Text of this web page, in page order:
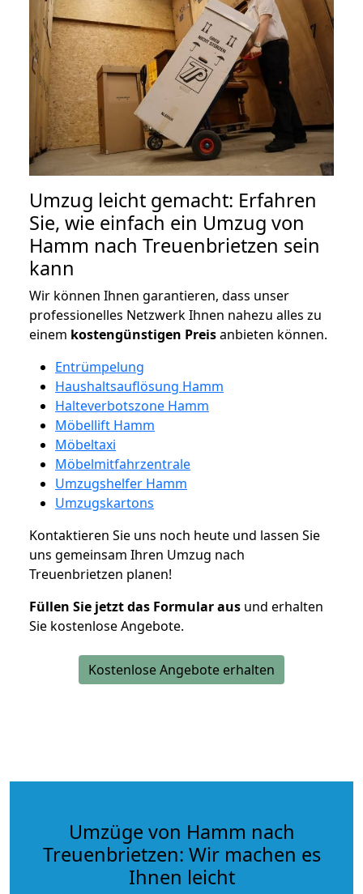
Umzug leicht gemacht: Erfahren
Sie, wie einfach ein Umzug von
Hamm nach Treuenbrietzen sein
kann
Wir können Ihnen garantieren, dass unser
professionelles Netzwerk Ihnen nahezu alles zu
einem kostengünstigen Preisanbieten können.
Entrümpelung
Haushaltsauflösung Hamm
Halteverbotszone Hamm
Möbellift Hamm
Möbeltaxi
Möbelmitfahrzentrale
Umzugshelfer Hamm
Umzugskartons
Kontaktieren Sie uns noch heute und lassen Sie
uns gemeinsam Ihren Umzug nach
Treuenbrietzen planen!
Füllen Sie jetzt das Formular aus und erhalten
Sie kostenlose Angebote.
Kostenlose Angebote erhalten
Umzüge von Hamm nach
Treuenbrietzen: Wir machen es
Ihnen leicht